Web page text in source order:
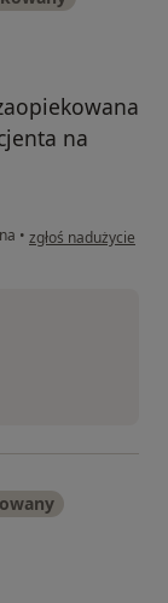
na
• w opinii
zgłoś nadużycie